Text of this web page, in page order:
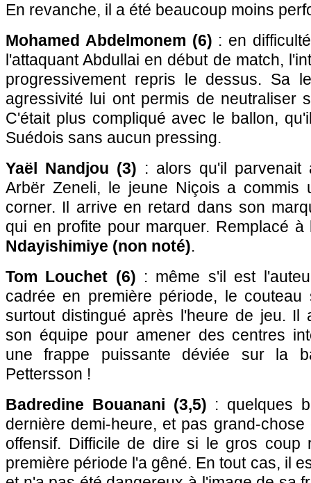
En revanche, il a été beaucoup moins
Mohamed Abdelmonem (6) : en
l'attaquant Abdullai en début de match,
progressivement repris le dessus. Sa
agressivité lui ont permis de neutraliser
C'était plus compliqué avec le ballon,
Suédois sans aucun pressing.
Yaël Nandjou (3) : alors qu'il parvenait
Arbër Zeneli, le jeune Niçois a commis
corner. Il arrive en retard dans son
qui en profite pour marquer. Remplacé
Ndayishimiye (non noté).
Tom Louchet (6) : même s'il est
cadrée en première période, le
surtout distingué après l'heure de jeu. Il
son équipe pour amener des centres
une frappe puissante déviée sur la
Pettersson !
Badredine Bouanani (3,5) : quelques
dernière demi-heure, et pas grand-
offensif. Difficile de dire si le gros coup
première période l'a gêné. En tout cas, il